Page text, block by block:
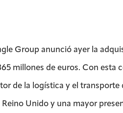
Group anunció ayer la
millones de euros. Con esta
de la logística y el transporte
Unido y una mayor